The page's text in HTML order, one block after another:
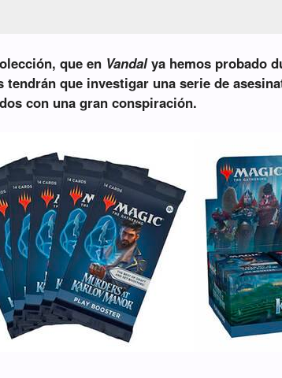
que en Vandalya hemos probado
tendrán que investigar una serie de
con una gran conspiración.